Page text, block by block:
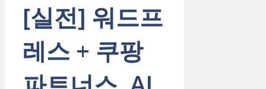
[실전] 워드프
레스 + 쿠팡